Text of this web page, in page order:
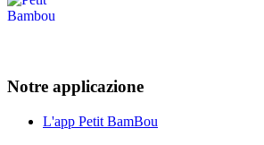
Notre applicazione
L'app Petit BamBou